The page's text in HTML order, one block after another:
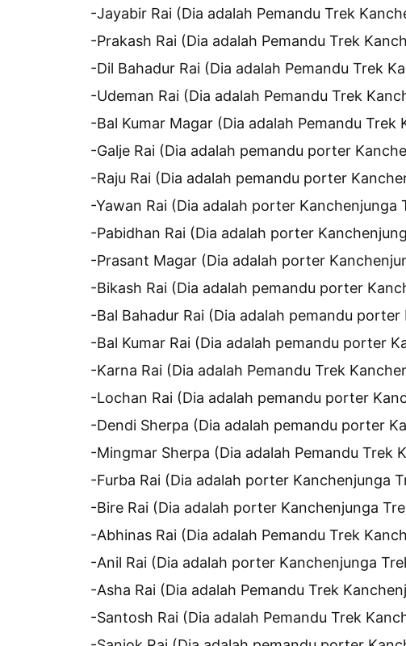
-Jayabir Rai (Dia adalah Pemandu Trek
-Prakash Rai (Dia adalah Pemandu Trek
-Dil Bahadur Rai (Dia adalah Pemandu Trek
-Udeman Rai (Dia adalah Pemandu Trek
-Bal Kumar Magar (Dia adalah Pemandu Trek
-Galje Rai (Dia adalah pemandu porter
-Raju Rai (Dia adalah pemandu porter
-Yawan Rai (Dia adalah porter Kanchenjunga
-Pabidhan Rai (Dia adalah porter
-Prasant Magar (Dia adalah porter
-Bikash Rai (Dia adalah pemandu porter
-Bal Bahadur Rai (Dia adalah pemandu
-Bal Kumar Rai (Dia adalah pemandu porter
-Karna Rai (Dia adalah Pemandu Trek
-Lochan Rai (Dia adalah pemandu porter
-Dendi Sherpa (Dia adalah pemandu porter
-Mingmar Sherpa (Dia adalah Pemandu Trek
-Furba Rai (Dia adalah porter Kanchenjunga
-Bire Rai (Dia adalah porter Kanchenjunga
-Abhinas Rai (Dia adalah Pemandu Trek
-Anil Rai (Dia adalah porter Kanchenjunga
-Asha Rai (Dia adalah Pemandu Trek
-Santosh Rai (Dia adalah Pemandu Trek